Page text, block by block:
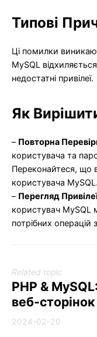
Типові
Ці помилки
MySQL
недостатні привілеї.
Як
– Повторна
користувача та
Переконайтеся, що
користувача MySQL.
– Перегляд
користувач MySQL
потрібних операцій
Related topic
PHP &
веб-сторінок
2024-02-20